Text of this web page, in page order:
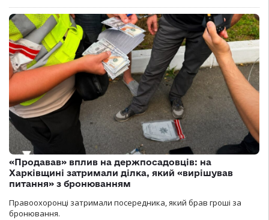
«Продавав» вплив на держпосадовців: на
Харківщині затримали ділка, який «вирішував
питання» з бронюванням
Правоохоронці затримали посередника, який брав гроші за
бронювання.